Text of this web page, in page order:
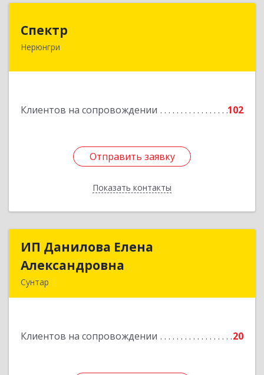
Спектр
Нерюнгри
Клиентов на сопровождении 102
Отправить заявку
Показать контакты
678960, Саха /Якутия/ Респ, Нерюнгринский р-н,
Подробнее
Отправить заявку
Назад
ИП Данилова Елена
Александровна
Сунтар
Клиентов на сопровождении 20
ИП Данилова Елена